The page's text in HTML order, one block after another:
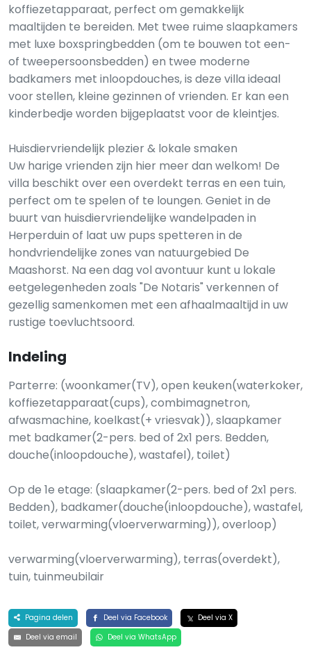
koffiezetapparaat, perfect om gemakkelijk
maaltijden te bereiden. Met twee ruime slaapkamers
met luxe boxspringbedden (om te bouwen tot een-
of tweepersoonsbedden) en twee moderne
badkamers met inloopdouches, is deze villa ideaal
voor stellen, kleine gezinnen of vrienden. Er kan een
kinderbedje worden bijgeplaatst voor de kleintjes.
Huisdiervriendelijk plezier & lokale smaken
Uw harige vrienden zijn hier meer dan welkom! De
villa beschikt over een overdekt terras en een tuin,
perfect om te spelen of te loungen. Geniet in de
buurt van huisdiervriendelijke wandelpaden in
Herperduin of laat uw pups spetteren in de
hondvriendelijke zones van natuurgebied De
Maashorst. Na een dag vol avontuur kunt u lokale
eetgelegenheden zoals "De Notaris" verkennen of
gezellig samenkomen met een afhaalmaaltijd in uw
rustige toevluchtsoord.
Indeling
Parterre: (woonkamer(TV), open keuken(waterkoker,
koffiezetapparaat(cups), combimagnetron,
afwasmachine, koelkast(+ vriesvak)), slaapkamer
met badkamer(2-pers. bed of 2x1 pers. Bedden,
douche(inloopdouche), wastafel), toilet)
Op de 1e etage: (slaapkamer(2-pers. bed of 2x1 pers.
Bedden), badkamer(douche(inloopdouche), wastafel,
toilet, verwarming(vloerverwarming)), overloop)
verwarming(vloerverwarming), terras(overdekt),
tuin, tuinmeubilair
Pagina delen Deel via Facebook
Deel via X
Deel via email
Deel via WhatsApp